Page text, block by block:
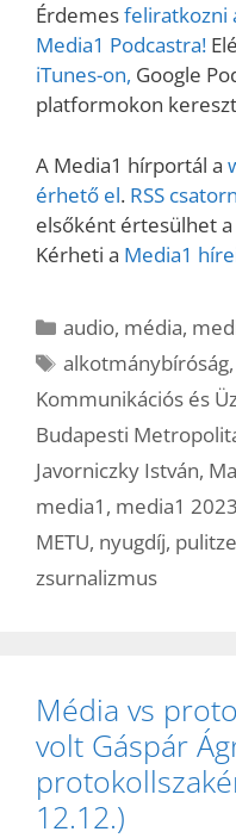
Érdemesfeliratkozni
Media1 Podcastra!
iTunes-on, Google
platformokon
A Media1 hírportál a
érhető el. RSS
elsőként értesülhet
Kérheti a Media1
Kategória
audio, média,
Címkék
alkotmánybíróság,
Kommunikációs és
Budapesti
Javorniczky István,
media1 , media1
METU, nyugdíj,
zsurnalizmus
Média vs
volt Gáspár
12.12.)